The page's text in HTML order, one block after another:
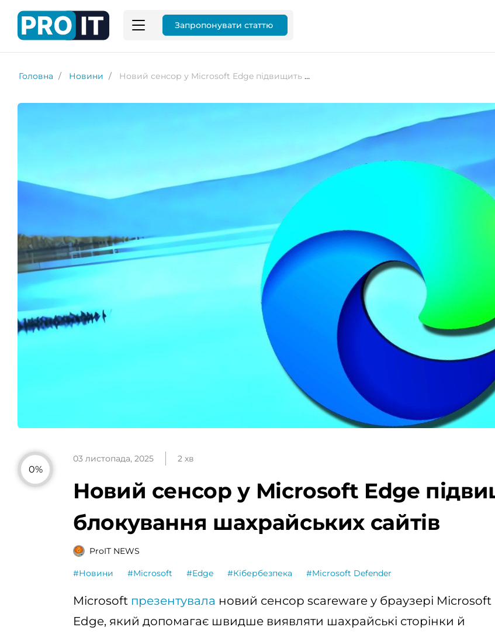
Запропонувати статтю
Головна Новини Новий сенсор у Microsoft Edge підвищить швидкість блокування шахрайських сайтів
0%
03 листопада, 2025 2 хв
Новий сенсор у Microsoft Edge
блокування шахрайських сайтів
ProIT NEWS
#Новини #Microsoft #Edge #Кібербезпека #Microsoft Defender
Microsoft презентувала новий сенсор scareware у браузері Microsoft
Edge, який допомагає швидше виявляти шахрайські сторінки й